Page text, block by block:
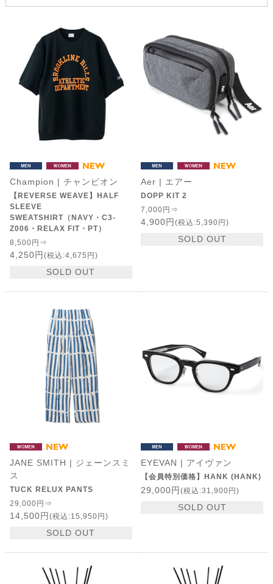
Champion | チャンピオン
【REVERSE WEAVE】HALF
SLEEVE
SWEATSHIRT（NAVY・C3-
Z006・RELAX FIT・PT）
8,500円⇒
4,250円 (税込:4,675円)
SOLD OUT
Aer | エアー
DOPP KIT 2
7,000円⇒
4,900円 (税込:5,390円)
SOLD OUT
JANE SMITH | ジェーンスミ
ス
TUCK RELUX PANTS
29,000円⇒
14,500円 (税込:15,950円)
SOLD OUT
EYEVAN | アイヴァン
【会員特別価格】HANK (HANK)
29,000円 (税込:31,900円)
SOLD OUT